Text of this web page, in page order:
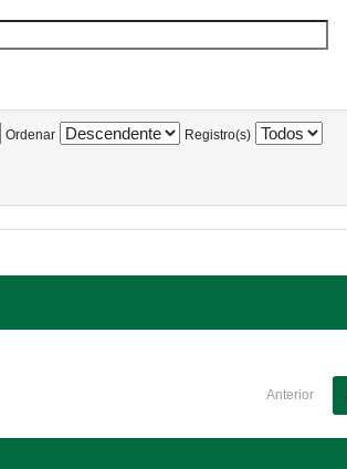
Ordenar Registro(s)
Anterior